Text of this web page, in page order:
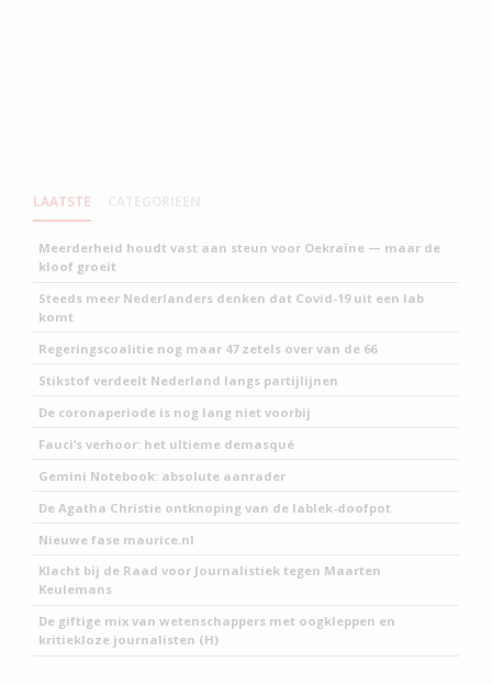
LAATSTE
Meerderheid houdt vast aan steun voor Oekraïne — maar de
kloof groeit
Steeds meer Nederlanders denken dat Covid-19 uit een lab
komt
Regeringscoalitie nog maar 47 zetels over van de 66
Stikstof verdeelt Nederland langs partijlijnen
De coronaperiode is nog lang niet voorbij
Fauci’s verhoor: het ultieme demasqué
Gemini Notebook: absolute aanrader
De Agatha Christie ontknoping van de lablek-doofpot
Nieuwe fase maurice.nl
Klacht bij de Raad voor Journalistiek tegen Maarten
Keulemans
De giftige mix van wetenschappers met oogkleppen en
kritiekloze journalisten (H)